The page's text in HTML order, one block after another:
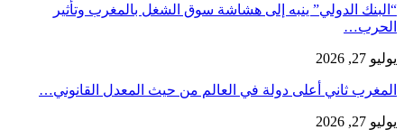
“البنك الدولي” ينبه إلى هشاشة سوق الشغل بالمغرب وتأثير
الحرب…
يوليو 27, 2026
المغرب ثاني أعلى دولة في العالم من حيث المعدل القانوني…
يوليو 27, 2026